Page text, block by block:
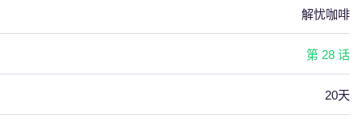
解忧咖啡
第 28 话
20天